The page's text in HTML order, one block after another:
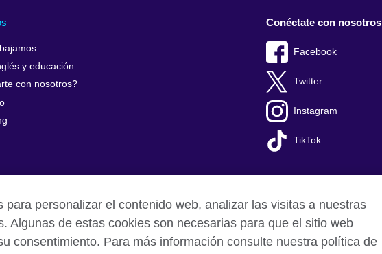
y educación
con nosotros?
Conéctate con nosotros
Facebook
Twitter
Instagram
TikTok
de uso Cookies Mapa del sitio
personalizar el contenido web, analizar las visitas a nuestras
Algunas de estas cookies son necesarias para que el sitio web
consentimiento. Para más información consulte nuestra política de